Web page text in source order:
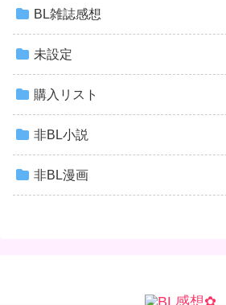
BL雑誌感想
未設定
購入リスト
非BL小説
非BL漫画